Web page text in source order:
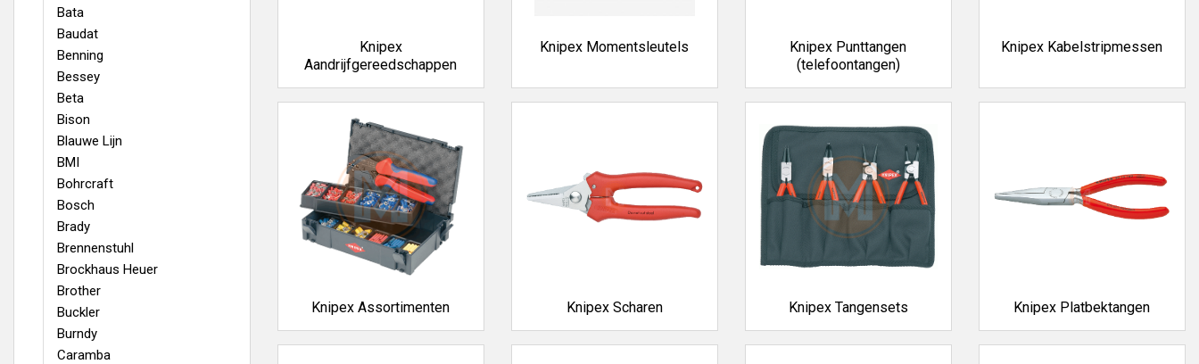
Bata
Baudat
Benning
Bessey
Beta
Bison
Blauwe Lijn
BMI
Bohrcraft
Bosch
Brady
Brennenstuhl
Brockhaus Heuer
Brother
Buckler
Burndy
Caramba
Knipex
Aandrijfgereedschappen
Knipex Momentsleutels
Knipex Punttangen
(telefoontangen)
Knipex Kabelstripmessen
Knipex Assortimenten Knipex Scharen Knipex Tangensets Knipex Platbektangen